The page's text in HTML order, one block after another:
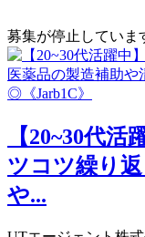
募集が停止していま
【20~30代
ツコツ繰り
や...